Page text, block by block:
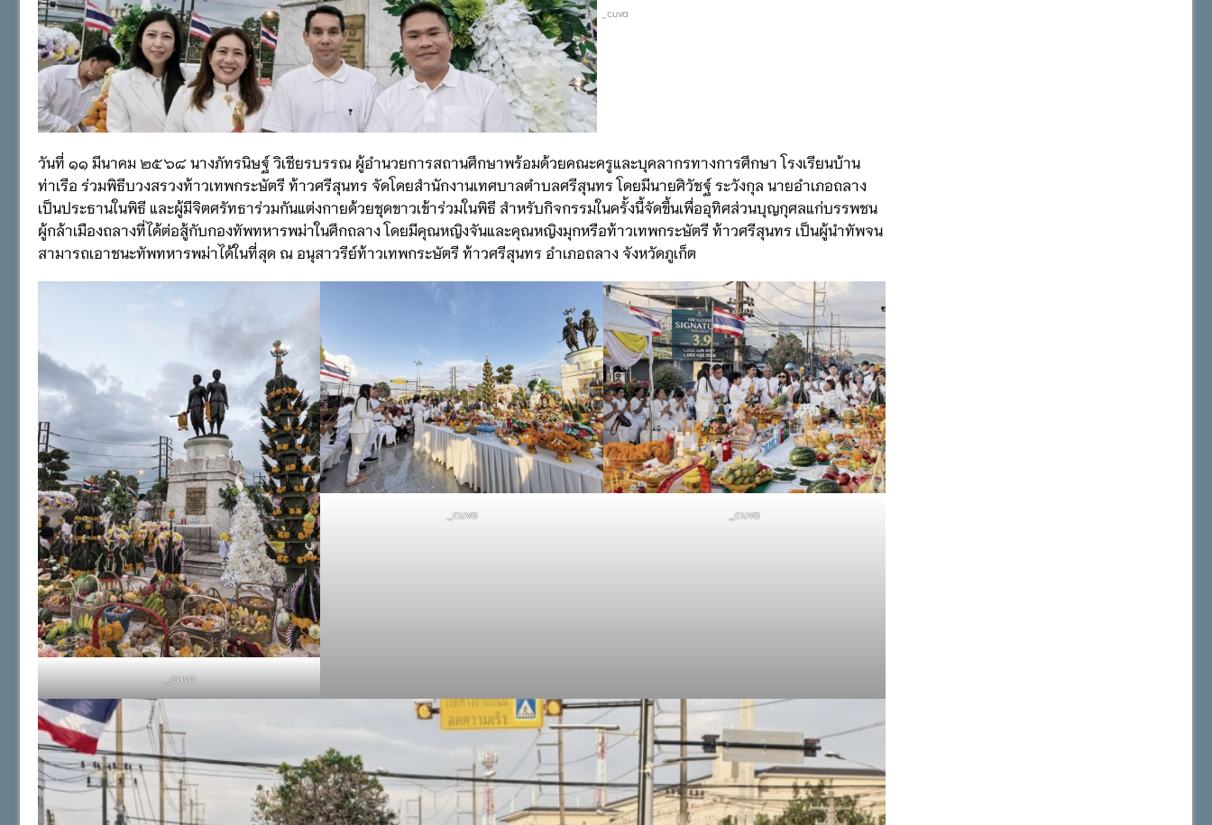
_cuva
วันที่ ๑๑ มีนาคม ๒๕๖๘ นางภัทรนิษฐ์ วิเชียรบรรณ ผู้อำนวยการสถานศึกษาพร้อมด้วยคณะครูและบุคลากรทางการศึกษา โรงเรียนบ้าน
ท่าเรือ ร่วมพิธีบวงสรวงท้าวเทพกระษัตรี ท้าวศรีสุนทร จัดโดยสำนักงานเทศบาลตำบลศรีสุนทร โดยมีนายศิวัชฐ์ ระวังกุล นายอำเภอถลาง
เป็นประธานในพิธี และผู้มีจิตศรัทธาร่วมกันแต่งกายด้วยชุดขาวเข้าร่วมในพิธี สำหรับกิจกรรมในครั้งนี้จัดขึ้นเพื่ออุทิศส่วนบุญกุศลแก่บรรพชน
ผู้กล้าเมืองถลางที่ได้ต่อสู้กับกองทัพทหารพม่าในศึกถลาง โดยมีคุณหญิงจันและคุณหญิงมุกหรือท้าวเทพกระษัตรี ท้าวศรีสุนทร เป็นผู้นำทัพจน
สามารถเอาชนะทัพทหารพม่าได้ในที่สุด ณ อนุสาวรีย์ท้าวเทพกระษัตรี ท้าวศรีสุนทร อำเภอถลาง จังหวัดภูเก็ต
_cuva
_cuva _cuva